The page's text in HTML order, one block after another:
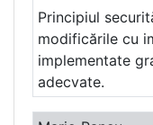
Principiul
modificările cu
implementate
adecvate.